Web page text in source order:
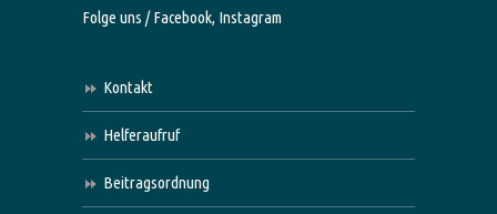
Folge uns /Facebook, Instagram
Kontakt
Helferaufruf
Beitragsordnung